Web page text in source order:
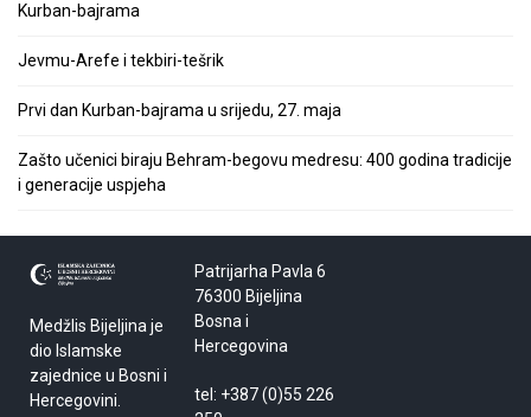
Kurban-bajrama
Jevmu-Arefe i tekbiri-tešrik
Prvi dan Kurban-bajrama u srijedu, 27. maja
Zašto učenici biraju Behram-begovu medresu: 400 godina tradicije
i generacije uspjeha
Medžlis Bijeljina je
dio Islamske
zajednice u Bosni i
Hercegovini.
Patrijarha Pavla 6
76300 Bijeljina
Bosna i
Hercegovina
tel: +387 (0)55 226